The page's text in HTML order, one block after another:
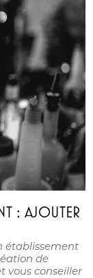
: AJOUTER
établissement
de
vous conseiller